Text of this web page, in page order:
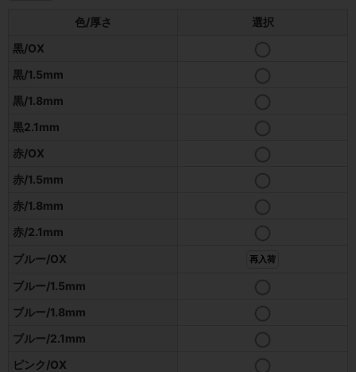
色/厚さ
選択
黒/OX
黒/1.5mm
黒/1.8mm
黒2.1mm
赤/OX
赤/1.5mm
赤/1.8mm
赤/2.1mm
ブルー/OX
再入荷
ブルー/1.5mm
ブルー/1.8mm
ブルー/2.1mm
ピンク/OX